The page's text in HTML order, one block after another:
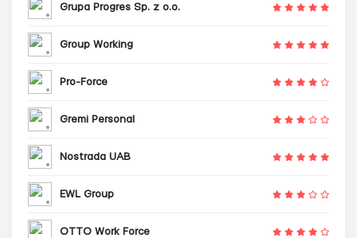
Grupa Progres Sp. z o.o.
Group Working
Pro-Force
Gremi Personal
Nostrada UAB
EWL Group
OTTO Work Force